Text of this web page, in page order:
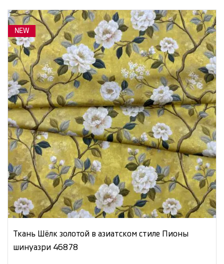
NEW
Ткань Шёлк золотой в азиатском стиле Пионы
шинуазри 46878